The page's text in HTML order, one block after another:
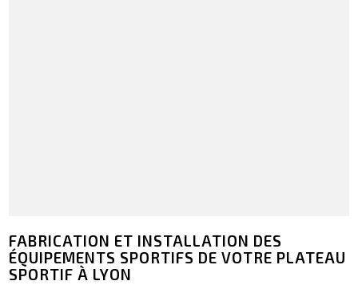
FABRICATION ET INSTALLATION DES
ÉQUIPEMENTS SPORTIFS DE VOTRE PLATEAU
SPORTIF À LYON